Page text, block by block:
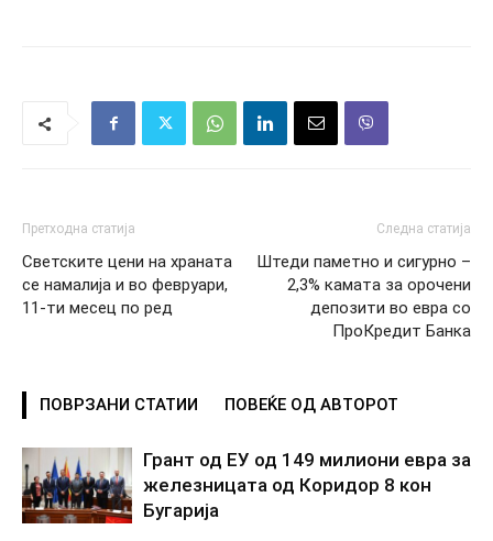
Претходна статија
Светските цени на храната
се намалија и во февруари,
11-ти месец по ред
Следна статија
Штеди паметно и сигурно –
2,3% камата за орочени
депозити во евра со
ПроКредит Банка
ПОВРЗАНИ СТАТИИ ПОВЕЌЕ ОД АВТОРОТ
Грант од ЕУ од 149 милиони евра за
железницата од Коридор 8 кон
Бугарија